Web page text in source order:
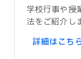
学校行事や​授
法を​ご紹介し
詳細は​こち